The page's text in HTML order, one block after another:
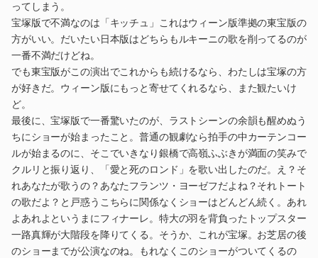
ってしまう。
宝塚版で不満なのは「キッチュ」これはウィーン版準拠の東宝版の
方がいい。だいたい日本版はどちらもルキーニの歌を削ってるのが
一番不満だけどね。
でも東宝版がこの演出でこれからも続けるなら、わたしは宝塚の方
が好きだ。ウィーン版にもっと寄せてくれるなら、また観たいけ
ど。
最後に、宝塚版で一番驚いたのが、ラストシーンの余韻も醒めぬう
ちにショーが始まったこと。普通の観劇なら拍手の中カーテンコー
ルが始まるのに、そこでいきなり銀橋で高嶺ふぶきが満面の笑みで
クルリと振り返り、「愛と死のロンド」を歌い出したのだ。え？そ
れあなたが歌うの？あなたフランツ・ヨーゼフだよね？それトート
の歌だよ？と戸惑うこちらに関係なくショーはどんどん続く。あれ
よあれよというまにフィナーレ。特大の羽を背負ったトップスター
一路真輝が大階段を降りてくる。そうか、これが宝塚。お芝居の後
のショーまでが公演なのね。もれなくこのショーがついてくるの